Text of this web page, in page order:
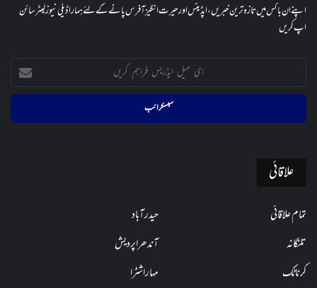
اپنے ان باکس میں تازہ ترین خبریں، اپڈیٹس اور حیرت انگیز آفرس پانے کے لئے ہمارا ڈیلی نیوز لیٹر سائن
اپ کریں
ایڈریس
کریں
علاقائی
تمام علاقائی
حیدرآباد
تلنگانہ
آندھراپردیش
کرناٹک
مہاراشٹرا